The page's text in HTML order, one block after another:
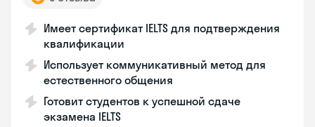
Имеет сертификат IELTS для подтверждения
квалификации
Использует коммуникативный метод для
естественного общения
Готовит студентов к успешной сдаче
экзамена IELTS